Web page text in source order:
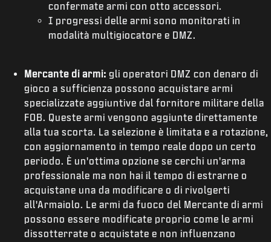
confermate armi con otto accessori.
I progressi delle armi sono monitorati in
modalità multigiocatore e DMZ.
Mercante di armi: gli operatori DMZ con denaro di
gioco a sufficienza possono acquistare armi
specializzate aggiuntive dal fornitore militare della
FOB. Queste armi vengono aggiunte direttamente
alla tua scorta. La selezione è limitata e a rotazione,
con aggiornamento in tempo reale dopo un certo
periodo. È un'ottima opzione se cerchi un'arma
professionale ma non hai il tempo di estrarne o
acquistane una da modificare o di rivolgerti
all'Armaiolo. Le armi da fuoco del Mercante di armi
possono essere modificate proprio come le armi
dissotterrate o acquistate e non influenzano